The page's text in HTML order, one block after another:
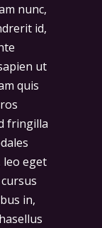
nunc,
id,
ut
quis
fringilla
leo eget
in,